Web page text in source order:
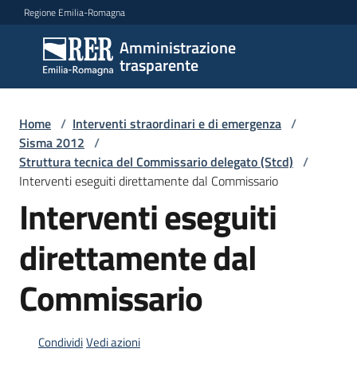
Vai al contenuto
Vai alla navigazione
Vai al footer
Regione Emilia-Romagna
Amministrazione
trasparente
Amministrazione
trasparente
Sottosezioni
Accesso
Home / Interventi straordinari e di emergenza /
Sisma 2012 /
Struttura tecnica del Commissario delegato (Stcd) /
Interventi eseguiti direttamente dal Commissario
Interventi eseguiti
direttamente dal
Commissario
CondividiVedi azioni